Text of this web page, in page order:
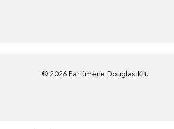
© 2026 Parfümerie Douglas Kft.